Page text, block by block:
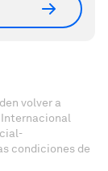
volver a
condiciones de